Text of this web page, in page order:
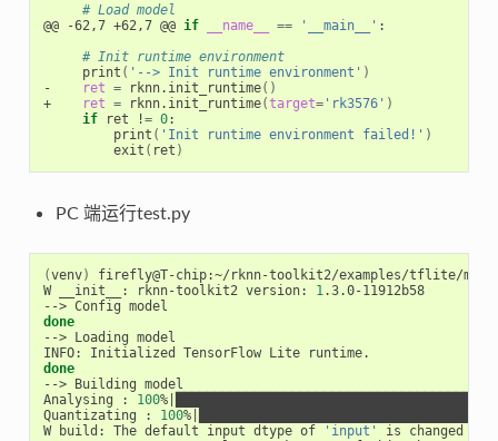
# Load model
@@ -62,7 +62,7 @@ if __name__ == '__main__' :
# Init runtime environment
     print
( '--> Init runtime environment' )
-
ret = rknn.init_runtime()
+
ret = rknn.init_runtime(target='rk3576' )
if ret != 0:
         print
( 'Init runtime environment failed!' )
         exit
( ret )
PC 端运行test.py
(venv)
firefly@T-chip:~/rknn-toolkit2/examples/tflite/
W __init__: rknn-toolkit2 version: 1 .3.0-11912b58
done
--> Loading model
done
--> Building model
Analysing : 100%|
Quantizating : 100%|
W build: The default input dtype of
'input'
is changed